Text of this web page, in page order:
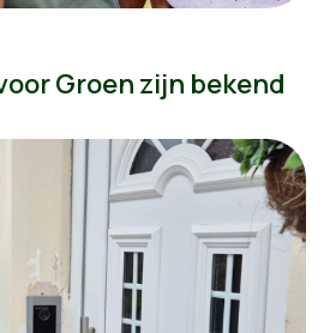
Groen zijn bekend